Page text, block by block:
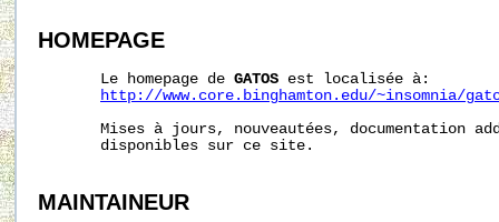
HOMEPAGE
       Le homepage de
GATOS est localisée à:
http://www.core.binghamton.edu/~insomnia/
Mises à jours, nouveautées, documentation
       disponibles sur ce site.
MAINTAINEUR